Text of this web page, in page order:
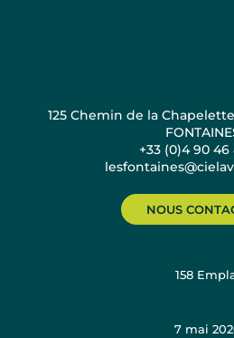
125 Chemin de la Chapelette
+33 (0)4 90 46
NOUS
158
7 mai